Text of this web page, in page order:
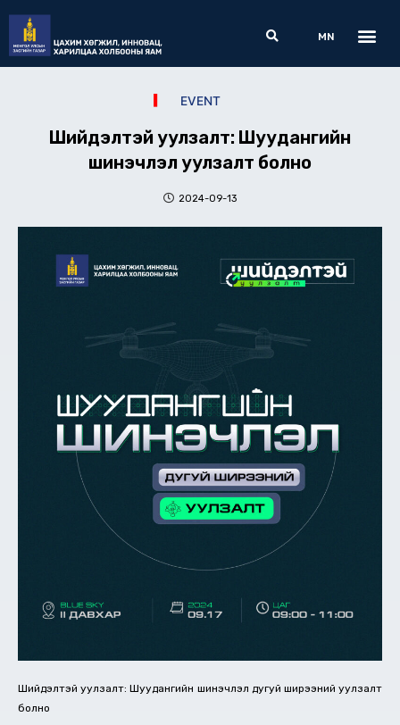
content
Search
MN
EVENT
Шийдэлтэй уулзалт: Шуудангийн
шинэчлэл уулзалт болно
2024-09-13
Шийдэлтэй уулзалт: Шуудангийн шинэчлэл дугуй ширээний уулзалт
болно